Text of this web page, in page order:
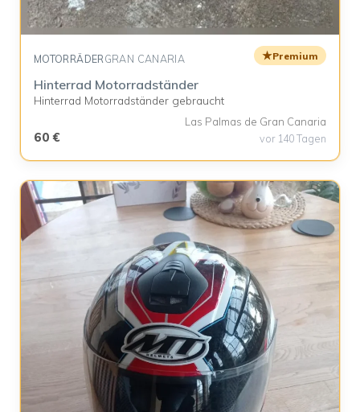
MOTORRÄDERGRAN CANARIA ★Premium
Hinterrad Motorradständer
Hinterrad Motorradständer gebraucht
60 €
Las Palmas de Gran Canaria
vor 140 Tagen